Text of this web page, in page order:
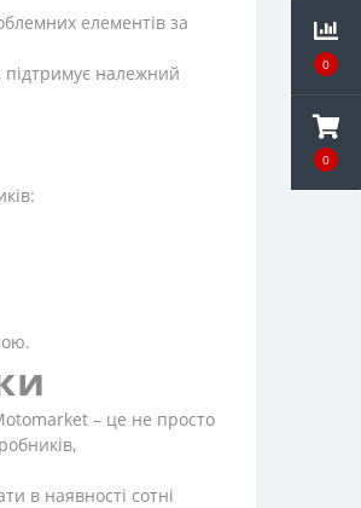
0
0
елементів за
підтримує належний
– це не просто
в наявності сотні